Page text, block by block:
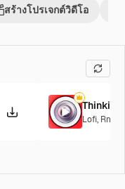
สร้างโปรเจกต์วิดีโอ
Thinking
Lofi, RnB